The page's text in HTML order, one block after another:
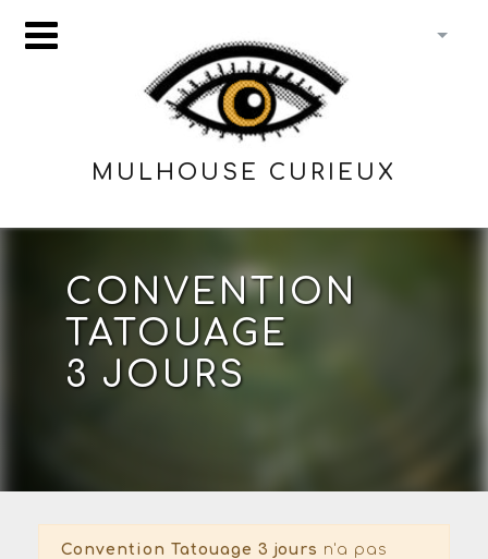
MULHOUSE CURIEUX
CONVENTION
TATOUAGE
3 JOURS
Convention Tatouage 3 jours n'a pas